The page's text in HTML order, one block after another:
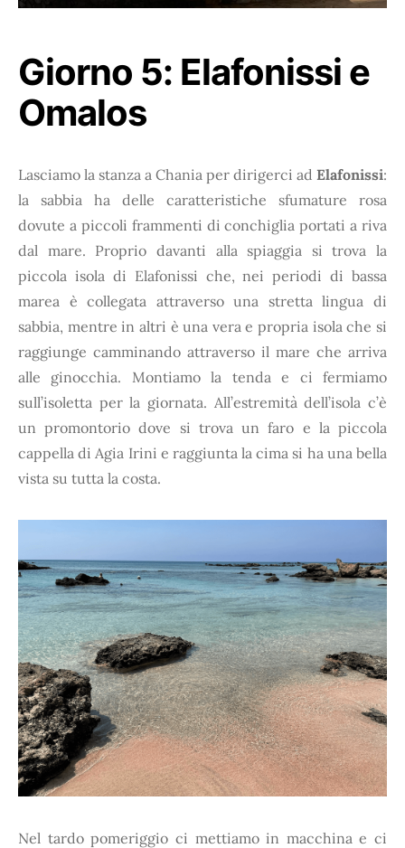
Giorno 5: Elafonissi e
Omalos
Lasciamo la stanza a Chania per dirigerci ad Elafonissi:
la sabbia ha delle caratteristiche sfumature rosa
dovute a piccoli frammenti di conchiglia portati a riva
dal mare. Proprio davanti alla spiaggia si trova la
piccola isola di Elafonissi che, nei periodi di bassa
marea è collegata attraverso una stretta lingua di
sabbia, mentre in altri è una vera e propria isola che si
raggiunge camminando attraverso il mare che arriva
alle ginocchia. Montiamo la tenda e ci fermiamo
sull’isoletta per la giornata. All’estremità dell’isola c’è
un promontorio dove si trova un faro e la piccola
cappella di Agia Irini e raggiunta la cima si ha una bella
vista su tutta la costa.
Nel tardo pomeriggio ci mettiamo in macchina e ci